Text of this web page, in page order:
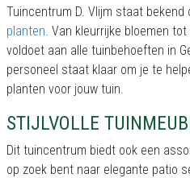
Tuincentrum D. Vlijm staat
planten. Van kleurrijke bloemen
voldoet aan alle tuinbehoeften in
personeel staat klaar om je te
planten voor jouw tuin.
STIJLVOLLE
Dit tuincentrum biedt ook een
op zoek bent naar elegante patio